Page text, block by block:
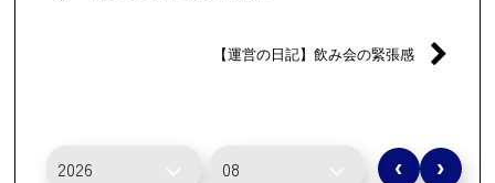
【運営の日記】飲み会の緊張感
‹ ›